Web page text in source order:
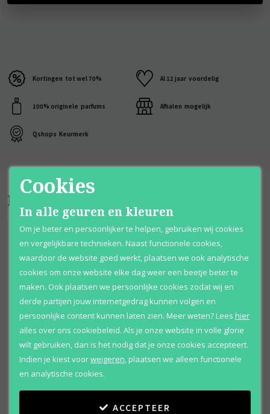
Kortingen tot wel 70% Al 12 jaar voordelig
100% originele parfums Afhalen mogelijk
Qshops Keurmerk
Bijpassende producten
Calvin Klein
Eternity
Shower gel
Cookies
In alle geuren en kleuren
Om je beter en persoonlijker te helpen, gebruiken wij cookies
en vergelijkbare technieken. Naast functionele cookies,
waardoor de website goed werkt, plaatsen we ook analytische
cookies om onze website elke dag weer een beetje beter te
maken. Ook plaatsen we persoonlijke cookies zodat wij en
derde partijen jouw internetgedrag kunnen volgen en
persoonlijke content kunnen laten zien. Meer weten?Lees hier
alles over ons cookiebeleid. Als je onze website in volle glorie
wilt gebruiken, dan is het nodig dat je onze cookies accepteert.
Indien je kiest voorweigeren,plaatsen we alleen functionele
en analytische cookies.
ACCEPTEER